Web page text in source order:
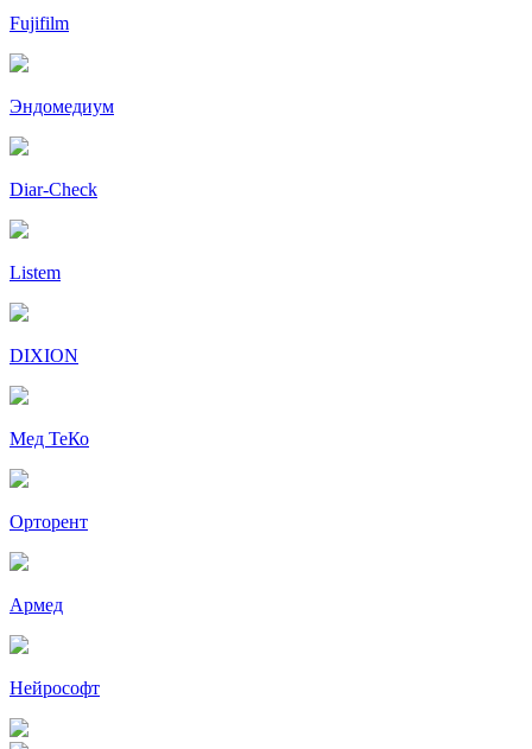
Fujifilm
Эндомедиум
Diar-Cheсk
Listem
DIXION
Мед ТеКо
Орторент
Армед
Нейрософт